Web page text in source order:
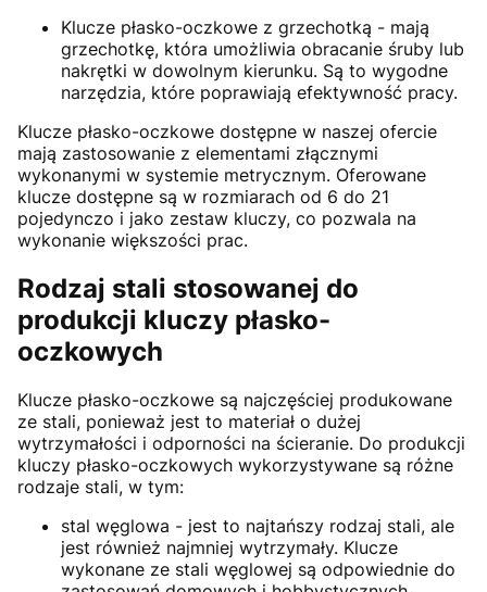
Klucze płasko-oczkowe z grzechotką - mają
grzechotkę, która umożliwia obracanie śruby lub
nakrętki w dowolnym kierunku. Są to wygodne
narzędzia, które poprawiają efektywność pracy.
Klucze płasko-oczkowe dostępne w naszej ofercie
mają zastosowanie z elementami złącznymi
wykonanymi w systemie metrycznym. Oferowane
klucze dostępne są w rozmiarach od 6 do 21
pojedynczo i jako zestaw kluczy, co pozwala na
wykonanie większości prac.
Rodzaj stali stosowanej do
produkcji kluczy płasko-
oczkowych
Klucze płasko-oczkowe są najczęściej produkowane
ze stali, ponieważ jest to materiał o dużej
wytrzymałości i odporności na ścieranie. Do produkcji
kluczy płasko-oczkowych wykorzystywane są różne
rodzaje stali, w tym:
stal węglowa - jest to najtańszy rodzaj stali, ale
jest również najmniej wytrzymały. Klucze
wykonane ze stali węglowej są odpowiednie do